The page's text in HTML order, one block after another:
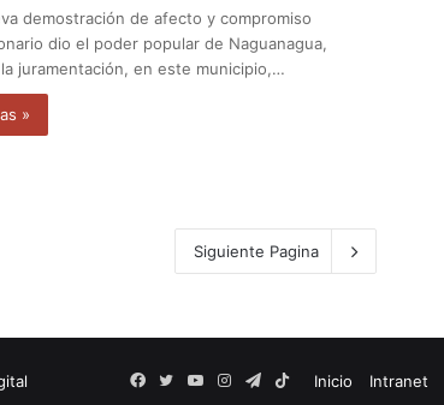
demostración de afecto y compromiso
dio el poder popular de Naguanagua,
juramentación, en este municipio,…
»
Siguiente Pagina
Inicio Intranet
Facebook
TwitterYouTubeInstagramTelegram
TikTok